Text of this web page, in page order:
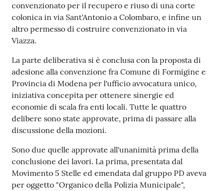
Seguici
su
convenzionato per il recupero e riuso di una corte
colonica in via Sant'Antonio a Colombaro, e infine un
altro permesso di costruire convenzionato in via
Viazza.
La parte deliberativa si è conclusa con la proposta di
adesione alla convenzione fra Comune di Formigine e
Provincia di Modena per l'ufficio avvocatura unico,
iniziativa concepita per ottenere sinergie ed
economie di scala fra enti locali. Tutte le quattro
delibere sono state approvate, prima di passare alla
discussione della mozioni.
Sono due quelle approvate all'unanimità prima della
conclusione dei lavori. La prima, presentata dal
Movimento 5 Stelle ed emendata dal gruppo PD aveva
per oggetto "Organico della Polizia Municipale",